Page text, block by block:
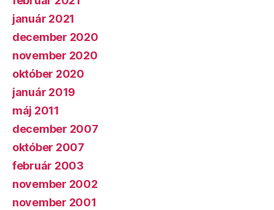
január 2021
december 2020
november 2020
október 2020
január 2019
máj 2011
december 2007
október 2007
február 2003
november 2002
november 2001